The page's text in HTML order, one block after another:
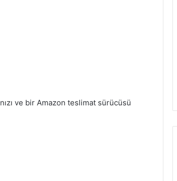
ve bir Amazon teslimat sürücüsü